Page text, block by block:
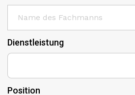
Dienstleistung
Position